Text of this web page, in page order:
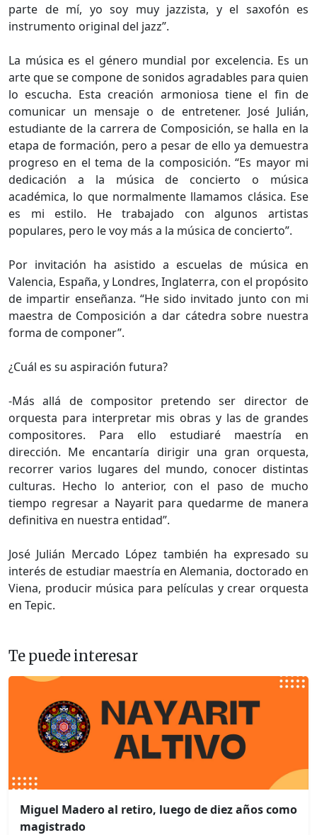
parte de mí, yo soy muy jazzista, y el saxofón es
instrumento original del jazz”.
La música es el género mundial por excelencia. Es un
arte que se compone de sonidos agradables para quien
lo escucha. Esta creación armoniosa tiene el fin de
comunicar un mensaje o de entretener. José Julián,
estudiante de la carrera de Composición, se halla en la
etapa de formación, pero a pesar de ello ya demuestra
progreso en el tema de la composición. “Es mayor mi
dedicación a la música de concierto o música
académica, lo que normalmente llamamos clásica. Ese
es mi estilo. He trabajado con algunos artistas
populares, pero le voy más a la música de concierto”.
Por invitación ha asistido a escuelas de música en
Valencia, España, y Londres, Inglaterra, con el propósito
de impartir enseñanza. “He sido invitado junto con mi
maestra de Composición a dar cátedra sobre nuestra
forma de componer”.
¿Cuál es su aspiración futura?
-Más allá de compositor pretendo ser director de
orquesta para interpretar mis obras y las de grandes
compositores. Para ello estudiaré maestría en
dirección. Me encantaría dirigir una gran orquesta,
recorrer varios lugares del mundo, conocer distintas
culturas. Hecho lo anterior, con el paso de mucho
tiempo regresar a Nayarit para quedarme de manera
definitiva en nuestra entidad”.
José Julián Mercado López también ha expresado su
interés de estudiar maestría en Alemania, doctorado en
Viena, producir música para películas y crear orquesta
en Tepic.
Te puede interesar
Miguel Madero al retiro, luego de diez años como
magistrado